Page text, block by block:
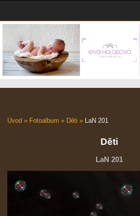
Úvod » Fotoalbum » Děti » LaN 201
Děti
LaN 201